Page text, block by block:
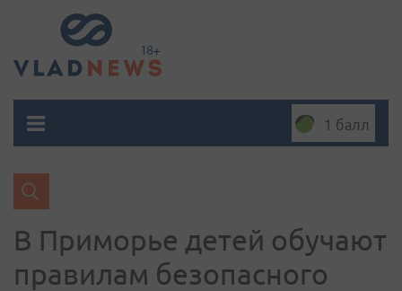
1 балл
В Приморье детей обучают
правилам безопасного